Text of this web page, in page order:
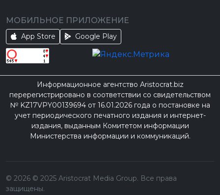
МОБИЛЬНОЕ ПРИЛОЖЕНИЕ
App Store Google Play
Информационное агентство Aristocrat.biz
перерегистрировано в соответствии со свидетельством
№ KZ17VPY00139694 от 16.01.2026 года о постановке на
учет периодического печатного издания и интернет-
издания, выданным Комитетом информации
Министерства информации и коммуникаций.
© 2026 © 2025 Aristocrat Media Group. Все права
защищены.